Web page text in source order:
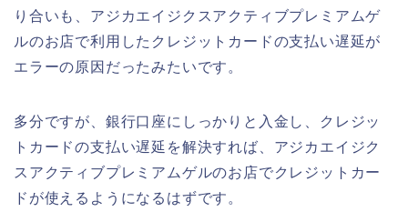
り合いも、アジカエイジクスアクティブプレミアムゲ
ルのお店で利用したクレジットカードの支払い遅延が
エラーの原因だったみたいです。
多分ですが、銀行口座にしっかりと入金し、クレジッ
トカードの支払い遅延を解決すれば、アジカエイジク
スアクティブプレミアムゲルのお店でクレジットカー
ドが使えるようになるはずです。